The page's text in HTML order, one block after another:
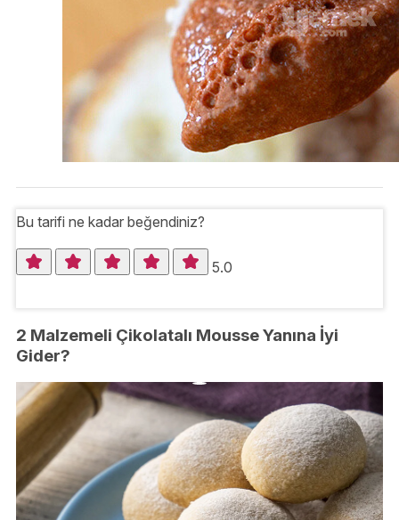
Bu tarifi ne kadar beğendiniz?
5.0
2 Malzemeli Çikolatalı Mousse Yanına İyi
Gider?